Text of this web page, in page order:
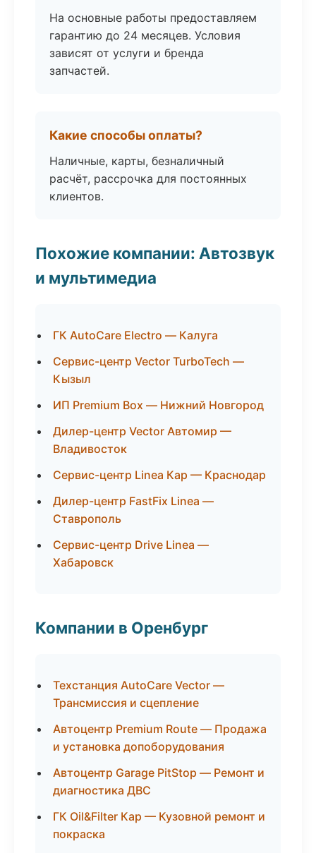
На основные работы предоставляем
гарантию до 24 месяцев. Условия
зависят от услуги и бренда
запчастей.
Какие способы оплаты?
Наличные, карты, безналичный
расчёт, рассрочка для постоянных
клиентов.
Похожие компании: Автозвук
и мультимедиа
ГК AutoCare Electro — Калуга
Сервис-центр Vector TurboTech —
Кызыл
ИП Premium Box — Нижний Новгород
Дилер-центр Vector Автомир —
Владивосток
Сервис-центр Linea Кар — Краснодар
Дилер-центр FastFix Linea —
Ставрополь
Сервис-центр Drive Linea —
Хабаровск
Компании в Оренбург
Техстанция AutoCare Vector —
Трансмиссия и сцепление
Автоцентр Premium Route — Продажа
и установка допоборудования
Автоцентр Garage PitStop — Ремонт и
диагностика ДВС
ГК Oil&Filter Кар — Кузовной ремонт и
покраска